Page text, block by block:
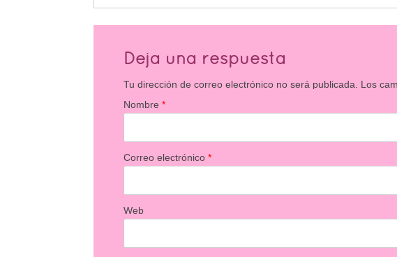
Deja una respuesta
Tu dirección de correo electrónico no será publicada. Los
Nombre*
Correo electrónico*
Web